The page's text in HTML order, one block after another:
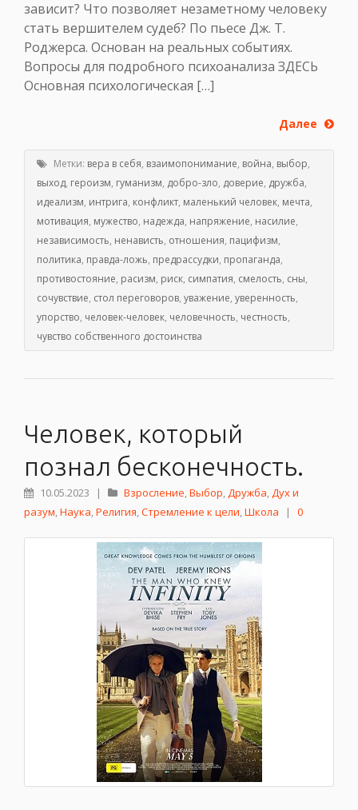
зависит? Что позволяет незаметному человеку
стать вершителем судеб? По пьесе Дж. Т.
Роджерса. Основан на реальных событиях.
Вопросы для подробного психоанализа ЗДЕСЬ
Основная психологическая […]
Далее
Метки: вера в себя, взаимопонимание, война, выбор,
выход, героизм, гуманизм, добро-зло, доверие, дружба,
идеализм, интрига, конфликт, маленький человек, мечта,
мотивация, мужество, надежда, напряжение, насилие,
независимость, ненависть, отношения, пацифизм,
политика, правда-ложь, предрассудки, пропаганда,
противостояние, расизм, риск, симпатия, смелость, сны,
сочувствие, стол переговоров, уважение, уверенность,
упорство, человек-человек, человечность, честность,
чувство собственного достоинства
Человек, который
познал бесконечность.
10.05.2023 | Взросление,Выбор,Дружба,Дух и
разум,Наука,Религия,Стремление к цели,Школа | 0